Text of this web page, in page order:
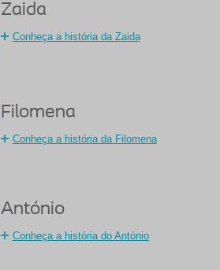
Zaida
Conheça a história da Zaida
Filomena
Conheça a história da Filomena
António
Conheça a história do António